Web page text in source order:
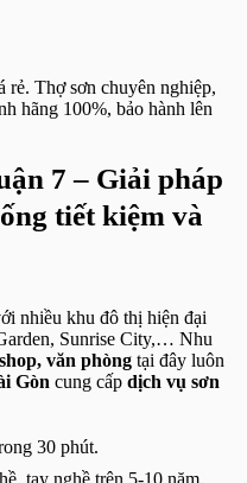
rẻ. Thợ sơn chuyên nghiệp,
hãng 100%, bảo hành lên
7 – Giải pháp
tiết kiệm và
nhiều khu đô thị hiện đại
Sunrise City,… Nhu
văn phòng tại đây luôn
Gòn cung cấp dịch vụ sơn
30 phút.
tay nghề trên 5-10 năm.